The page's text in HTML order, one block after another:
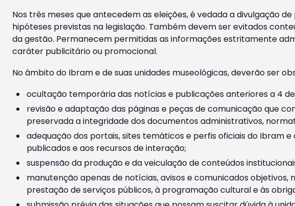
Nos três meses que antecedem as eleições, é vedada a divulgação
hipóteses previstas na legislação. Também devem ser evitados
da gestão. Permanecem permitidas as informações estritamente
caráter publicitário ou promocional.
No âmbito do Ibram e de suas unidades museológicas, deverão ser
ocultação temporária das notícias e publicações anteriores a 4
revisão e adaptação das páginas e peças de comunicação que
preservada a integridade dos documentos administrativos,
adequação dos portais, sites temáticos e perfis oficiais do Ibram
publicados e aos recursos de interação;
suspensão da produção e da veiculação de conteúdos
manutenção apenas de notícias, avisos e comunicados
prestação de serviços públicos, à programação cultural e às